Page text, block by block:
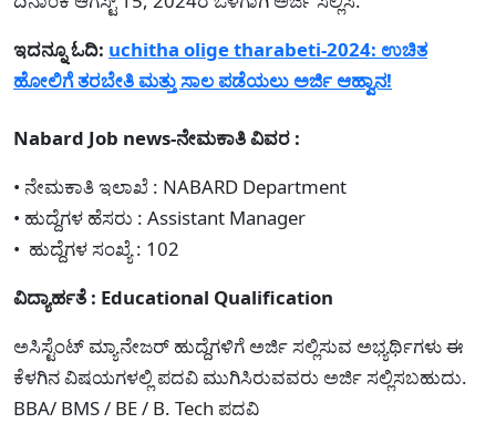
ಇದನ್ನೂ ಓದಿ: uchitha olige tharabeti-2024: ಉಚಿತ
ಹೋಲಿಗೆ ತರಬೇತಿ ಮತ್ತು ಸಾಲ ಪಡೆಯಲು ಅರ್ಜಿ ಆಹ್ವಾನ!
Nabard Job news-ನೇಮಕಾತಿ ವಿವರ :
• ನೇಮಕಾತಿ ಇಲಾಖೆ : NABARD Department
• ಹುದ್ದೆಗಳ ಹೆಸರು : Assistant Manager
• ಹುದ್ದೆಗಳ ಸಂಖ್ಯೆ : 102
ವಿದ್ಯಾರ್ಹತೆ : Educational Qualification
ಅಸಿಸ್ಟೆಂಟ್ ಮ್ಯಾನೇಜರ್ ಹುದ್ದೆಗಳಿಗೆ ಅರ್ಜಿ ಸಲ್ಲಿಸುವ ಅಭ್ಯರ್ಥಿಗಳು ಈ
ಕೆಳಗಿನ ವಿಷಯಗಳಲ್ಲಿ ಪದವಿ ಮುಗಿಸಿರುವವರು ಅರ್ಜಿ ಸಲ್ಲಿಸಬಹುದು.
BBA/ BMS / BE / B. Tech ಪದವಿ